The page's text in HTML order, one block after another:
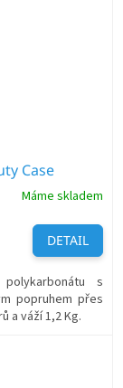
Case
Máme skladem
DETAIL
s
popruhem přes
a váží 1,2 Kg.